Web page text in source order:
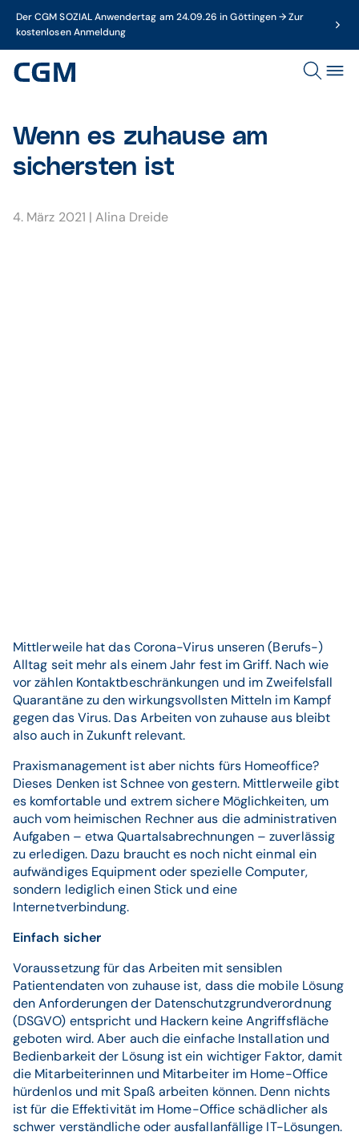
Der CGM SOZIAL Anwendertag am 24.09.26 in Göttingen → Zur
kostenlosen Anmeldung
Wenn es zuhause am
sichersten ist
4. März 2021 |Alina Dreide
Mittlerweile hat das Corona-Virus unseren (Berufs-)
Alltag seit mehr als einem Jahr fest im Griff. Nach wie
vor zählen Kontaktbeschränkungen und im Zweifelsfall
Quarantäne zu den wirkungsvollsten Mitteln im Kampf
gegen das Virus. Das Arbeiten von zuhause aus bleibt
also auch in Zukunft relevant.
Praxismanagement ist aber nichts fürs Homeoffice?
Dieses Denken ist Schnee von gestern. Mittlerweile gibt
es komfortable und extrem sichere Möglichkeiten, um
auch vom heimischen Rechner aus die administrativen
Aufgaben – etwa Quartalsabrechnungen – zuverlässig
zu erledigen. Dazu braucht es noch nicht einmal ein
aufwändiges Equipment oder spezielle Computer,
sondern lediglich einen Stick und eine
Internetverbindung.
Einfach sicher
Voraussetzung für das Arbeiten mit sensiblen
Patientendaten von zuhause ist, dass die mobile Lösung
den Anforderungen der Datenschutzgrundverordnung
(DSGVO) entspricht und Hackern keine Angriffsfläche
geboten wird. Aber auch die einfache Installation und
Bedienbarkeit der Lösung ist ein wichtiger Faktor, damit
die Mitarbeiterinnen und Mitarbeiter im Home-Office
hürdenlos und mit Spaß arbeiten können. Denn nichts
ist für die Effektivität im Home-Office schädlicher als
schwer verständliche oder ausfallanfällige IT-Lösungen.